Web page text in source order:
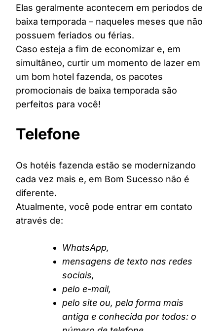
Elas geralmente acontecem em períodos de
baixa temporada – naqueles meses que não
possuem feriados ou férias.
Caso esteja a fim de economizar e, em
simultâneo, curtir um momento de lazer em
um bom hotel fazenda, os pacotes
promocionais de baixa temporada são
perfeitos para você!
Telefone
Os hotéis fazenda estão se modernizando
cada vez mais e, em Bom Sucesso não é
diferente.
Atualmente, você pode entrar em contato
através de:
WhatsApp,
mensagens de texto nas redes
sociais,
pelo e-mail,
pelo site ou, pela forma mais
antiga e conhecida por todos: o